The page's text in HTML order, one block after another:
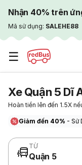
Nhận 40% trên
Mã sử dụng: SALEHE88
☰
Xe Quận 5 Dĩ
Hoàn tiền lên đến 1.5X
Giảm đến 40% - Sử
TỪ
Quận 5